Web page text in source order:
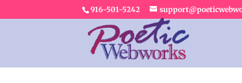
916-501-5242